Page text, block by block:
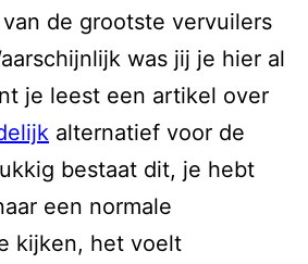
de grootste vervuilers
was jij je hier al
je leest een artikel over
alternatief voor de
bestaat dit, je hebt
een normale
kijken, het voelt